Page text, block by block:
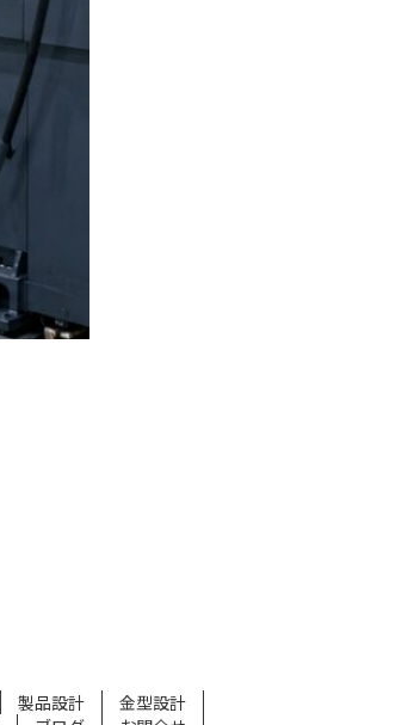
製品設計
金型設計